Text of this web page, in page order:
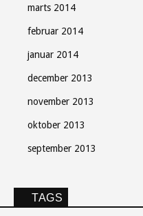
marts 2014
februar 2014
januar 2014
december 2013
november 2013
oktober 2013
september 2013
TAGS